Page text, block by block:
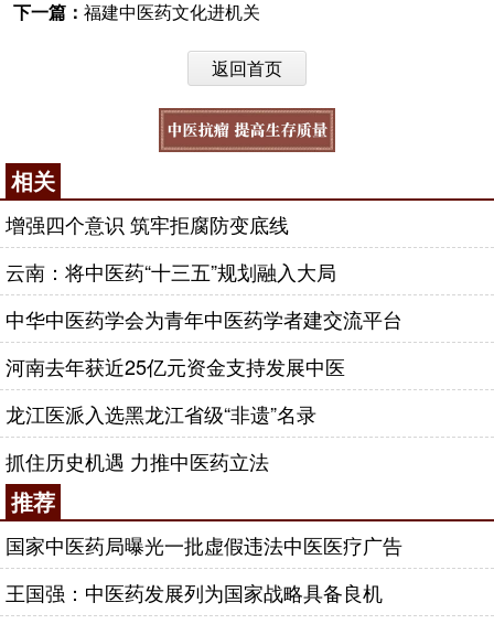
下一篇： 福建中医药文化进机关
返回首页
相关
增强四个意识 筑牢拒腐防变底线
云南：将中医药“十三五”规划融入大局
中华中医药学会为青年中医药学者建交流平台
河南去年获近25亿元资金支持发展中医
龙江医派入选黑龙江省级“非遗”名录
抓住历史机遇 力推中医药立法
推荐
国家中医药局曝光一批虚假违法中医医疗广告
王国强：中医药发展列为国家战略具备良机